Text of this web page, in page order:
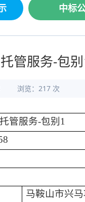
中标
管服务-包
浏览： 217 次
管服务-包别1
马鞍山市兴